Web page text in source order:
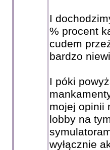
I
% procent
cudem
bardzo
I póki
mojej opinii
lobby na
wyłącznie